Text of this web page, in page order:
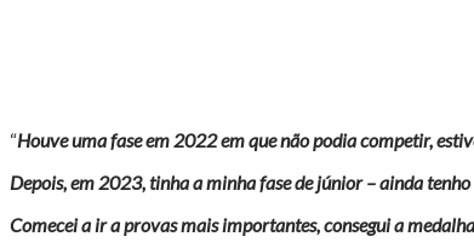
“Houve uma fase em 2022 em que não podia competir,
Depois, em 2023, tinha a minha fase de júnior – ainda
Comecei a ir a provas mais importantes, consegui a